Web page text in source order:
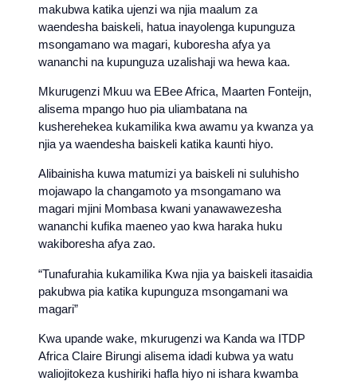
makubwa katika ujenzi wa njia maalum za
waendesha baiskeli, hatua inayolenga kupunguza
msongamano wa magari, kuboresha afya ya
wananchi na kupunguza uzalishaji wa hewa kaa.
Mkurugenzi Mkuu wa EBee Africa, Maarten Fonteijn,
alisema mpango huo pia uliambatana na
kusherehekea kukamilika kwa awamu ya kwanza ya
njia ya waendesha baiskeli katika kaunti hiyo.
Alibainisha kuwa matumizi ya baiskeli ni suluhisho
mojawapo la changamoto ya msongamano wa
magari mjini Mombasa kwani yanawawezesha
wananchi kufika maeneo yao kwa haraka huku
wakiboresha afya zao.
“Tunafurahia kukamilika Kwa njia ya baiskeli itasaidia
pakubwa pia katika kupunguza msongamani wa
magari”
Kwa upande wake, mkurugenzi wa Kanda wa ITDP
Africa Claire Birungi alisema idadi kubwa ya watu
waliojitokeza kushiriki hafla hiyo ni ishara kwamba